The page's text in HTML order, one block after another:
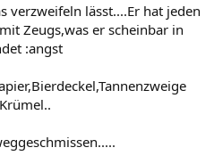
verzweifeln lässt....Er hat jeden
Zeugs,was er scheinbar in
:angst